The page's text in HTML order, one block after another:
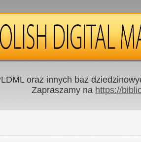
oraz innych baz
Zapraszamy na https://